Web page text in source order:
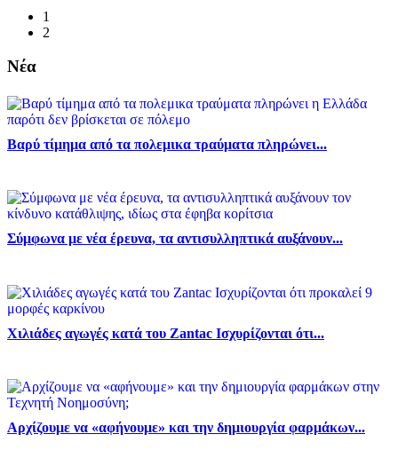
1
2
Νέα
Βαρύ τίμημα από τα πολεμικα τραύματα πληρώνει...
Σύμφωνα με νέα έρευνα, τα αντισυλληπτικά αυξάνουν...
Χιλιάδες αγωγές κατά του Zantac Ισχυρίζονται ότι...
Αρχίζουμε να «αφήνουμε» και την δημιουργία φαρμάκων...